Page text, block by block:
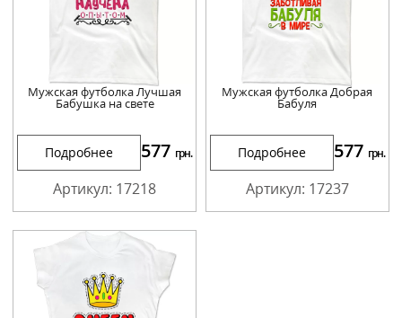
Мужская футболка Лучшая
Бабушка на свете
Подробнее 577 грн.
Артикул: 17218
Мужская футболка Добрая
Бабуля
Подробнее 577 грн.
Артикул: 17237